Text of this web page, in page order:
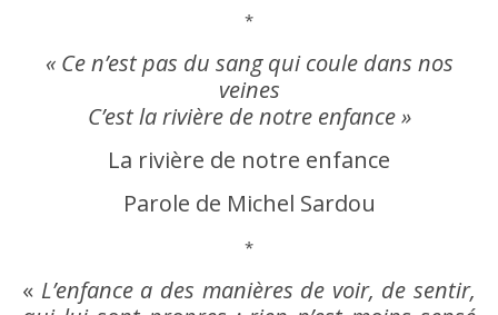
*
« Ce n’est pas du sang qui coule dans nos
veines
C’est la rivière de notre enfance»
La rivière de notre enfance
Parole de Michel Sardou
*
« L’enfancea des manières de voir, de sentir,